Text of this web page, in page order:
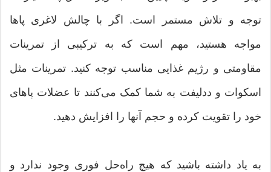
توجه و تلاش مستمر است. اگر با چالش لاغری پاها
مواجه هستید، مهم است که به ترکیبی از تمرینات
مقاومتی و رژیم غذایی مناسب توجه کنید. تمرینات مثل
اسکوات و ددلیفت به شما کمک می‌کنند تا عضلات پاهای
خود را تقویت کرده و حجم آنها را افزایش دهید.
به یاد داشته باشید که هیچ راه‌حل فوری وجود ندارد و